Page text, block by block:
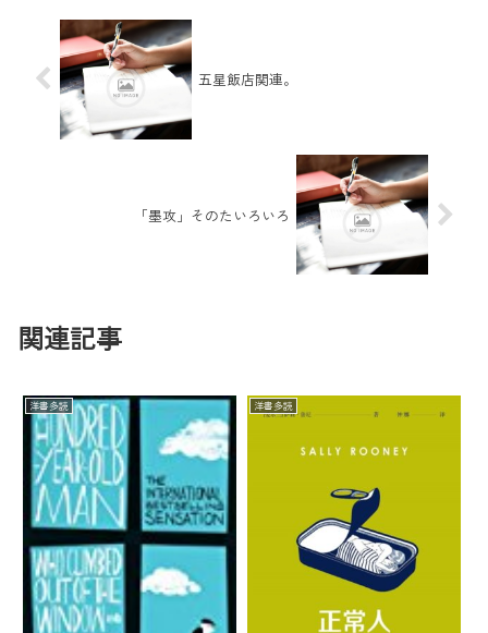
五星飯店関連。
「墨攻」そのたいろいろ
関連記事
洋書多読 洋書多読